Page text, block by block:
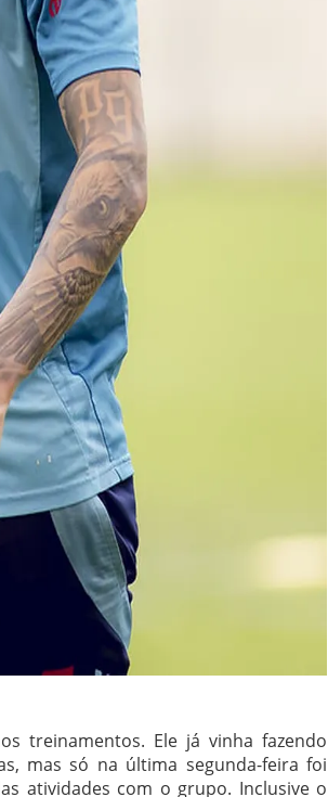
treinamentos. Ele já vinha fazendo
mas só na última segunda-feira foi
atividades com o grupo. Inclusive o